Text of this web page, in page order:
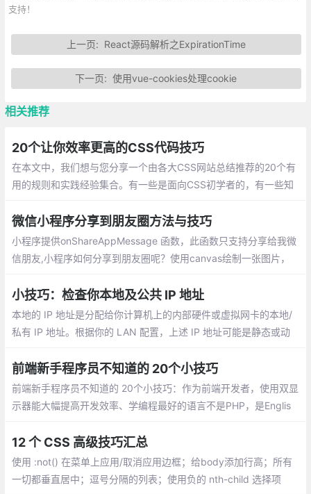
支持！
上一页: React源码解析之ExpirationTime
下一页:使用vue-cookies处理cookie
相关推荐
20个让你效率更高的CSS代码技巧
在本文中，我们想与您分享一个由各大CSS网站总结推荐的20个有
用的规则和实践经验集合。有一些是面向CSS初学者的，有一些知
知识
微信小程序分享到朋友圈方法与技巧
小程序提供onShareAppMessage 函数，此函数只支持分享给我微
信朋友,小程序如何分享到朋友圈呢？使用canvas绘制一张图片，
小技巧：检查你本地及公共 IP 地址
本地的 IP 地址是分配给你计算机上的内部硬件或虚拟网卡的本地/
私有 IP 地址。根据你的 LAN 配置，上述 IP 地址可能是静态或动
的公共/外部 IP 地址。
前端新手程序员不知道的 20个小技巧
前端新手程序员不知道的 20个小技巧：作为前端开发者，使用双显
示器能大幅提高开发效率、学编程最好的语言不是PHP，是Englis
gle一下、把觉得不靠谱的需求放到最后做，很可能到时候需求就变
了...
12 个 CSS 高级技巧汇总
使用 :not() 在菜单上应用/取消应用边框；给body添加行高；所有
一切都垂直居中；逗号分隔的列表；使用负的 nth-child 选择项